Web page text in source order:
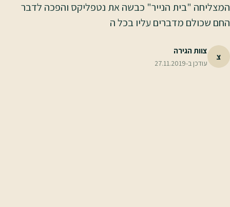
המצליחה "בית הנייר" כבשה את נטפליקס והפכה לדבר
החם שכולם מדברים עליו בכל ה
צ
צוות הגירה
עודכן ב-27.11.2019